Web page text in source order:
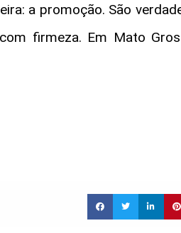
a promoção. São
firmeza. Em Mato